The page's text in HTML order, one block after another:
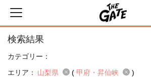
検索結果
カテゴリー：
エリア：
山梨県 ( 甲府・昇仙峡
)